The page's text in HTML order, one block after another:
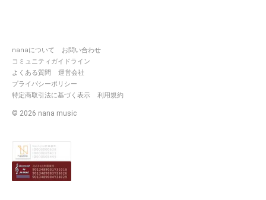
nanaについて
お問い合わせ
コミュニティガイドライン
よくある質問
運営会社
プライバシーポリシー
特定商取引法に基づく表示
利用規約
© 2026 nana music